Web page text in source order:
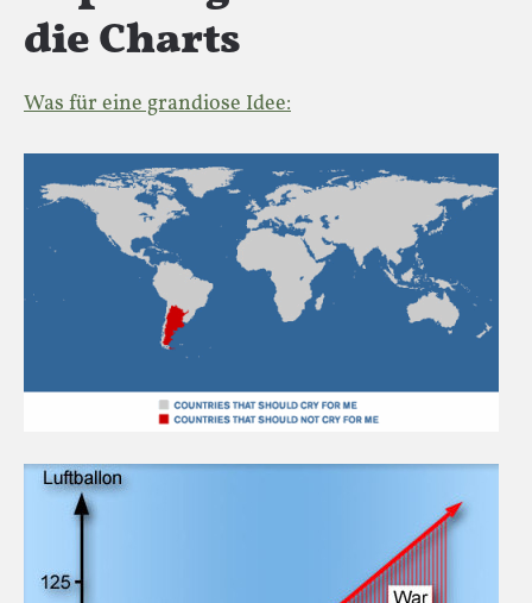
die Charts
Was für eine grandiose Idee: